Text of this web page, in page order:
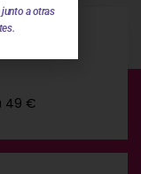
49 €
a otras